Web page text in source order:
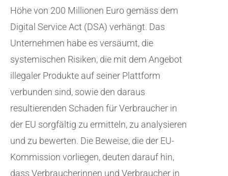
Höhe von 200 Millionen Euro gemäss dem
Digital Service Act (DSA) verhängt. Das
Unternehmen habe es versäumt, die
systemischen Risiken, die mit dem Angebot
illegaler Produkte auf seiner Plattform
verbunden sind, sowie den daraus
resultierenden Schaden für Verbraucher in
der EU sorgfältig zu ermitteln, zu analysieren
und zu bewerten. Die Beweise, die der EU-
Kommission vorliegen, deuten darauf hin,
dass Verbraucherinnen und Verbraucher in